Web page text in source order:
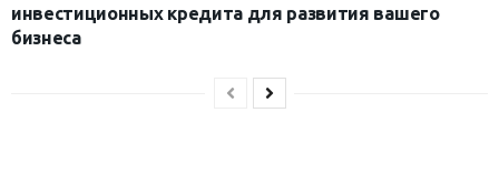
инвестиционных кредита для развития вашего
бизнеса